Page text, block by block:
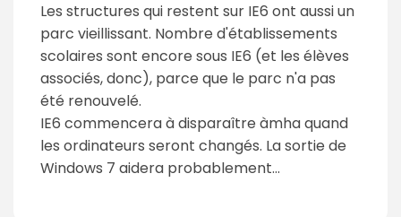
Les structures qui restent sur IE6 ont aussi un
parc vieillissant. Nombre d'établissements
scolaires sont encore sous IE6 (et les élèves
associés, donc), parce que le parc n'a pas
été renouvelé.
IE6 commencera à disparaître àmha quand
les ordinateurs seront changés. La sortie de
Windows 7 aidera probablement...